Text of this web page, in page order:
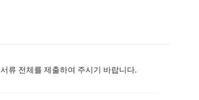
류 전체를 제출하여 주시기 바랍니다.